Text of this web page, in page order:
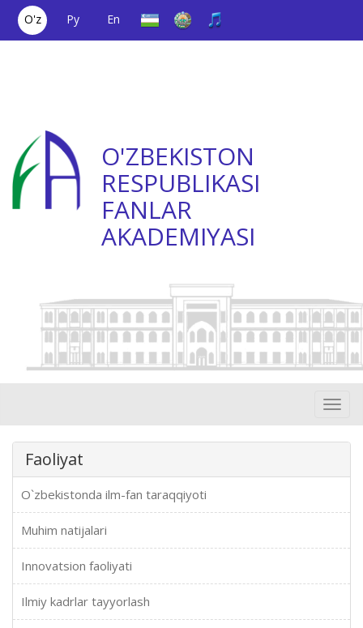
O'z Ру
En
O'ZBEKISTON
RESPUBLIKASI
FANLAR
AKADEMIYASI
Faoliyat
O`zbekistonda ilm-fan taraqqiyoti
Muhim natijalari
Innovatsion faoliyati
Ilmiy kadrlar tayyorlash